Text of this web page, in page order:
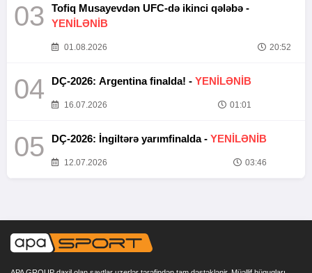
03
Tofiq Musayevdən UFC-də ikinci qələbə -
YENİLƏNİB
01.08.2026 20:52
04 DÇ-2026: Argentina finalda! - YENİLƏNİB
16.07.2026 01:01
05 DÇ-2026: İngiltərə yarımfinalda - YENİLƏNİB
12.07.2026 03:46